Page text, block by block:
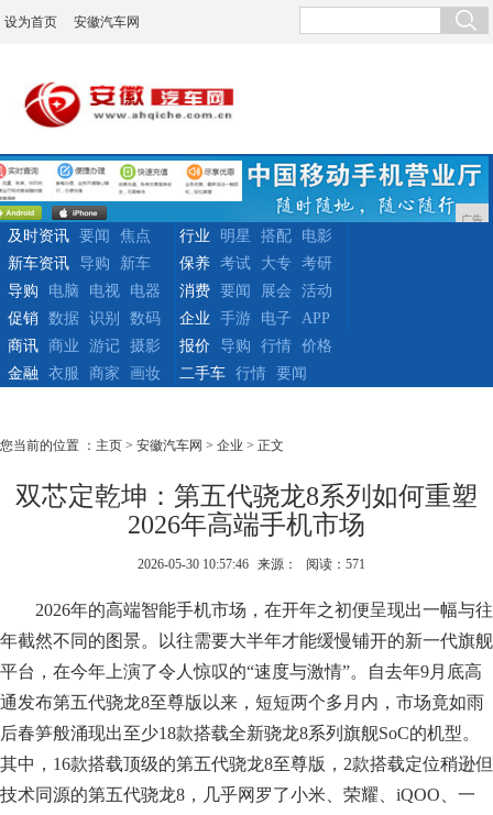
设为首页 安徽汽车网
广告
及时资讯 要闻
焦点
新车资讯
导购 新车
行业 明星 搭配
电影
保养
考试 大专
考研
导购
电脑 电视
电器
促销
数据 识别 数码
消费 要闻 展会
活动
企业
手游 电子
APP
商讯
商业 游记
摄影
金融
衣服 商家 画妆
报价 导购 行情
价格
二手车
行情 要闻
您当前的位置 ： 主页 > 安徽汽车网 > 企业 > 正文
双芯定乾坤：第五代骁龙8系列如何重塑
2026年高端手机市场
2026-05-30 10:57:46 来源： 阅读：571
2026年的高端智能手机市场，在开年之初便呈现出一幅与往
年截然不同的图景。以往需要大半年才能缓慢铺开的新一代旗舰
平台，在今年上演了令人惊叹的“速度与激情”。自去年9月底高
通发布第五代骁龙8至尊版以来，短短两个多月内，市场竟如雨
后春笋般涌现出至少18款搭载全新骁龙8系列旗舰SoC的机型。
其中，16款搭载顶级的第五代骁龙8至尊版，2款搭载定位稍逊但
技术同源的第五代骁龙8，几乎网罗了小米、荣耀、iQOO、一